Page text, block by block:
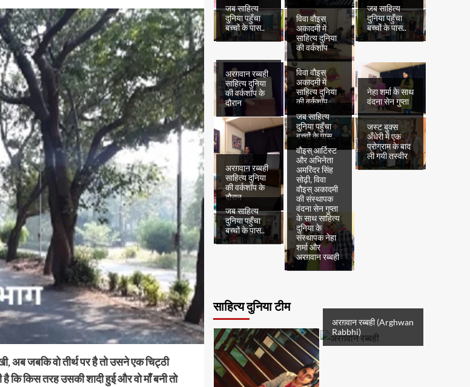
अब जबकि वो तीर्थ पर है तो उसने एक चिट्ठी
कि किस तरह उसकी शादी हुई और वो माँ बनी तो
जब साहित्य
दुनिया पहुँचा
बच्चों के पास..
विवा वौइस्
अकादमी में
साहित्य दुनिया
की वर्कशॉप
जब साहित्य
दुनिया पहुँचा
बच्चों के पास..
अरग़वान रब्बही
साहित्य दुनिया
की वर्कशॉप के
दौरान
विवा वौइस्
अकादमी में
साहित्य दुनिया
की वर्कशॉप
नेहा शर्मा के साथ
वंदना सेन गुप्ता
अरग़वान रब्बही
साहित्य दुनिया
की वर्कशॉप के
दौरान
जब साहित्य
दुनिया पहुँचा
बच्चों के पास..
जस्ट बुक्स
अँधेरी में एक
प्रोग्राम के बाद
ली गयी तस्वीर
जब साहित्य
दुनिया पहुँचा
बच्चों के पास..
वौइस् आर्टिस्ट
और अभिनेता
अमरिंदर सिंह
सोढ़ी, विवा
वौइस् अकादमी
की संस्थापक
वंदना सेन गुप्ता
के साथ साहित्य
दुनिया के
संस्थापक नेहा
शर्मा और
अरग़वान रब्बही
साहित्य दुनिया टीम
अरग़वान रब्बही (Arghwan
Rabbhi)